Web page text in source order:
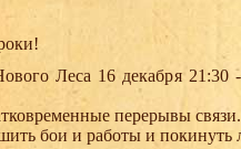
Леса 16 декабря 21:30
перерывы связи.
бои и работы и покинуть